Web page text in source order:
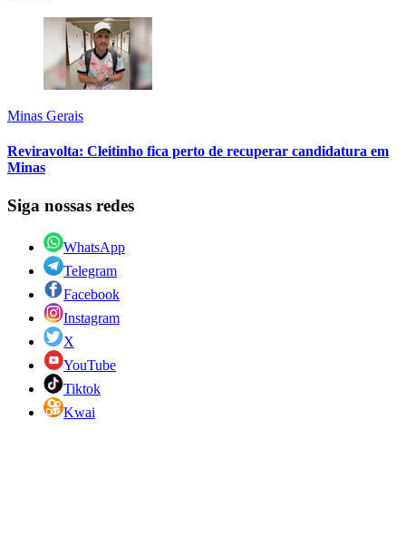
Minas Gerais
Reviravolta: Cleitinho fica perto de recuperar candidatura em
Minas
Siga nossas redes
WhatsApp
Telegram
Facebook
Instagram
X
YouTube
Tiktok
Kwai